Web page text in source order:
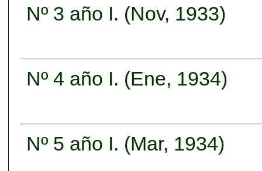
Nº 3 año I. (Nov, 1933)
Nº 4 año I. (Ene, 1934)
Nº 5 año I. (Mar, 1934)